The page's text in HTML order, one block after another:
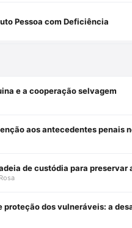
Pessoa com Deficiência
e a cooperação selvagem
aos antecedentes penais
de custódia para preservar
proteção dos vulneráveis: a